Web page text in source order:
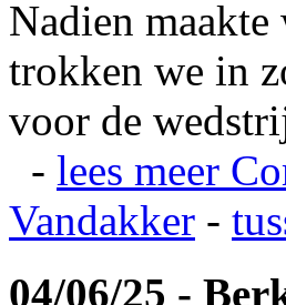
Nadien
trokken we in
voor de
- lees meer
Vandakker -
04/06/25 -